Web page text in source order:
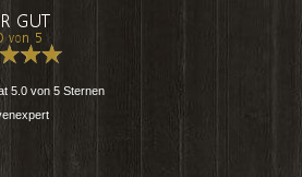
5.0 von 5 Sternen